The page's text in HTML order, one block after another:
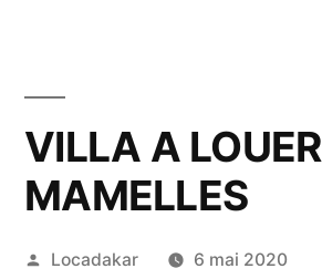
VILLA A
MAMELLES
Publié
Locadakar 6 mai 2020